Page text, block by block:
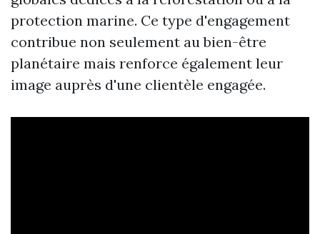
protection marine. Ce type d'engagement
contribue non seulement au bien-être
planétaire mais renforce également leur
image auprès d'une clientèle engagée.